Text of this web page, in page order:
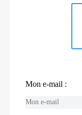
Mon e-mail :